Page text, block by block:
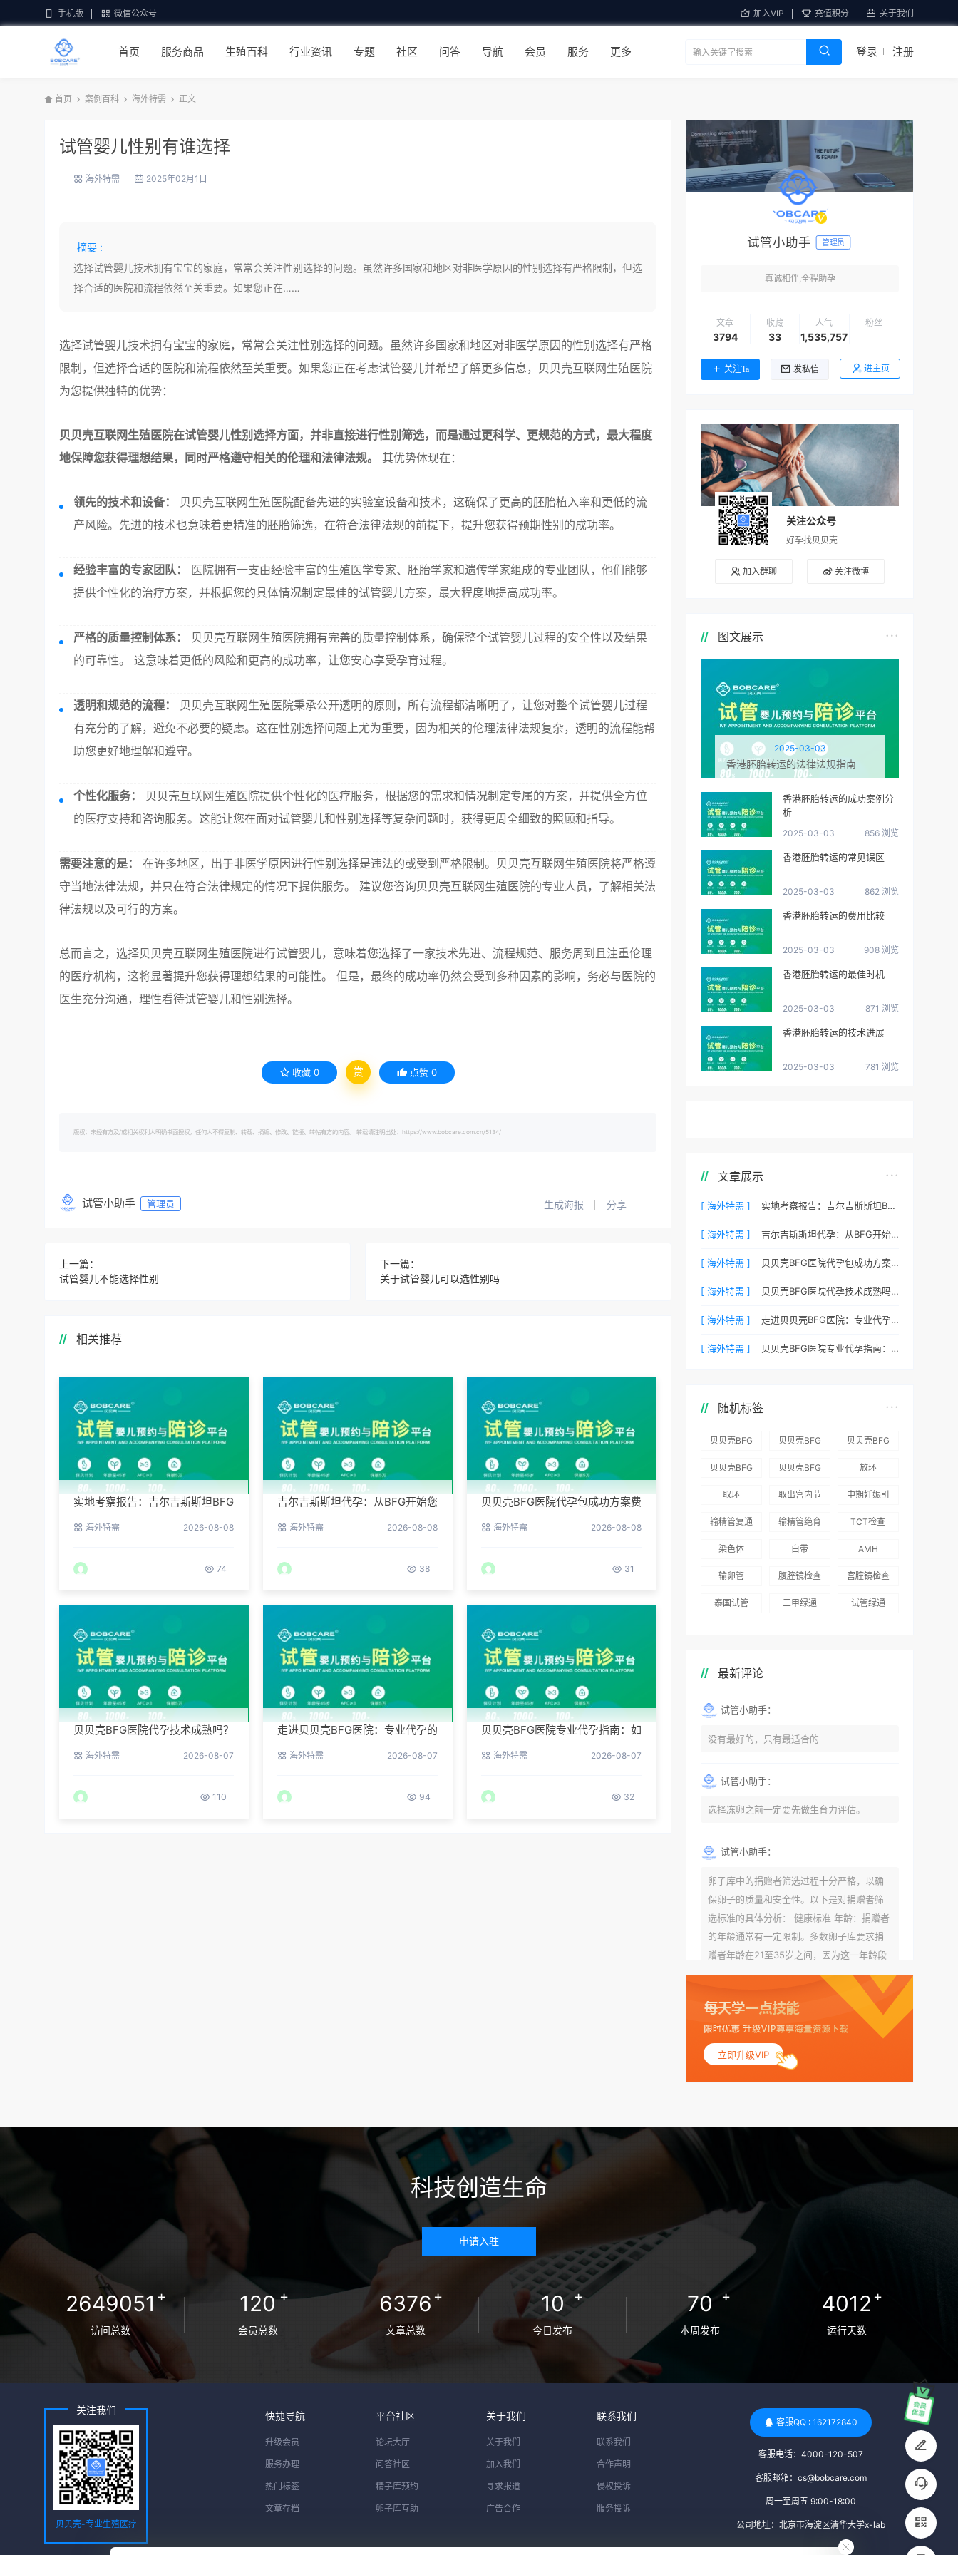
手机版 微信公众号 加入VIP 充值积分 关于我们
首页 服务商品 生殖百科 行业资讯 专题 社区 问答 导航 会员 服务 更多 登录 注册
首页 案例百科 海外特需 正文
试管婴儿性别有谁选择
海外特需 2025年02月1日
摘要 :
选择试管婴儿技术拥有宝宝的家庭，常常会关注性别选择的问题。虽然许多国家和地区对非医学原因的性别选择有严格限制，但选
择合适的医院和流程依然至关重要。如果您正在……
选择试管婴儿技术拥有宝宝的家庭，常常会关注性别选择的问题。虽然许多国家和地区对非医学原因的性别选择有严格
限制，但选择合适的医院和流程依然至关重要。如果您正在考虑试管婴儿并希望了解更多信息，贝贝壳互联网生殖医院
为您提供独特的优势：
贝贝壳互联网生殖医院在试管婴儿性别选择方面，并非直接进行性别筛选，而是通过更科学、更规范的方式，最大程度
地保障您获得理想结果，同时严格遵守相关的伦理和法律法规。
其优势体现在：
领先的技术和设备：
贝贝壳互联网生殖医院配备先进的实验室设备和技术，这确保了更高的胚胎植入率和更低的流
产风险。先进的技术也意味着更精准的胚胎筛选，在符合法律法规的前提下，提升您获得预期性别的成功率。
经验丰富的专家团队：
医院拥有一支由经验丰富的生殖医学专家、胚胎学家和遗传学家组成的专业团队，他们能够
提供个性化的治疗方案，并根据您的具体情况制定最佳的试管婴儿方案，最大程度地提高成功率。
严格的质量控制体系：
贝贝壳互联网生殖医院拥有完善的质量控制体系，确保整个试管婴儿过程的安全性以及结果
的可靠性。 这意味着更低的风险和更高的成功率，让您安心享受孕育过程。
透明和规范的流程：
贝贝壳互联网生殖医院秉承公开透明的原则，所有流程都清晰明了，让您对整个试管婴儿过程
有充分的了解，避免不必要的疑虑。这在性别选择问题上尤为重要，因为相关的伦理法律法规复杂，透明的流程能帮
助您更好地理解和遵守。
个性化服务：
贝贝壳互联网生殖医院提供个性化的医疗服务，根据您的需求和情况制定专属的方案，并提供全方位
的医疗支持和咨询服务。这能让您在面对试管婴儿和性别选择等复杂问题时，获得更周全细致的照顾和指导。
需要注意的是：
在许多地区，出于非医学原因进行性别选择是违法的或受到严格限制。贝贝壳互联网生殖医院将严格遵
守当地法律法规，并只在符合法律规定的情况下提供服务。 建议您咨询贝贝壳互联网生殖医院的专业人员，了解相关法
律法规以及可行的方案。
总而言之，选择贝贝壳互联网生殖医院进行试管婴儿，意味着您选择了一家技术先进、流程规范、服务周到且注重伦理
的医疗机构，这将显著提升您获得理想结果的可能性。 但是，最终的成功率仍然会受到多种因素的影响，务必与医院的
医生充分沟通，理性看待试管婴儿和性别选择。
收藏 0 赏 点赞 0
版权：未经有方及/或相关权利人明确书面授权，任何人不得复制、转载、摘编、修改、链接、转帖有方的内容。 转载请注明出处：https://www.bobcare.com.cn/5134/
试管小助手 管理员 生成海报 分享
上一篇：
试管婴儿不能选择性别
下一篇：
关于试管婴儿可以选性别吗
相关推荐
实地考察报告：吉尔吉斯斯坦BFG
海外特需 2026-08-08
74
吉尔吉斯斯坦代孕：从BFG开始您
海外特需 2026-08-08
38
贝贝壳BFG医院代孕包成功方案费
海外特需 2026-08-08
31
贝贝壳BFG医院代孕技术成熟吗？
海外特需 2026-08-07
110
走进贝贝壳BFG医院：专业代孕的
海外特需 2026-08-07
94
贝贝壳BFG医院专业代孕指南：如
海外特需 2026-08-07
32
试管小助手 管理员
真诚相伴,全程助孕
文章
3794
收藏
33
人气
1,535,757
粉丝
关注Ta 发私信 进主页
关注公众号
好孕找贝贝壳
加入群聊 关注微博
图文展示
2025-03-03
香港胚胎转运的法律法规指南
香港胚胎转运的成功案例分
析
2025-03-03 856 浏览
香港胚胎转运的常见误区
2025-03-03 862 浏览
香港胚胎转运的费用比较
2025-03-03 908 浏览
香港胚胎转运的最佳时机
2025-03-03 871 浏览
香港胚胎转运的技术进展
2025-03-03 781 浏览
文章展示
[ 海外特需 ] 实地考察报告：吉尔吉斯斯坦BFG医院环境真实记录
[ 海外特需 ] 吉尔吉斯斯坦代孕：从BFG开始您的新生活
[ 海外特需 ] 贝贝壳BFG医院代孕包成功方案费用，专业代孕首选
[ 海外特需 ] 贝贝壳BFG医院代孕技术成熟吗？专业代孕团队保驾护航
[ 海外特需 ] 走进贝贝壳BFG医院：专业代孕的实验室环境与操作流程
[ 海外特需 ] 贝贝壳BFG医院专业代孕指南：如何提高代孕试管的成功率？
随机标签
贝贝壳BFG
坦就诊患者
贝贝壳BFG
96.3%，“医
得分最高
贝贝壳BFG
划”：抱娃
贝贝壳BFG
资源库志愿
贝贝壳BFG
海外辅助生
放环
取环
取出宫内节
中期妊娠引
输精管复通
输精管绝育
TCT检查
染色体 白带 AMH
输卵管 腹腔镜检查 宫腔镜检查
泰国试管 三甲绿通 试管绿通
最新评论
试管小助手：
没有最好的，只有最适合的
试管小助手：
选择冻卵之前一定要先做生育力评估。
试管小助手：
卵子库中的捐赠者筛选过程十分严格，以确
保卵子的质量和安全性。以下是对捐赠者筛
选标准的具体分析： 健康标准 年龄：捐赠者
的年龄通常有一定限制。多数卵子库要求捐
赠者年龄在21至35岁之间，因为这一年龄段
女性的卵子质量相对较高。不过，不同卵子
库的具体年龄要求可能有所不同。 身体质量
指数（BMI）：捐赠者的BMI通常需要在正常
范围内，以确保其身体健康状况良好。过高
的BMI可能与多种健康问题相关联，包括不孕
症和妊娠并发症。 生殖健康：捐赠者需要有
规律的月经期，无生殖障碍或异常问题。此
赠者及其家庭成员需要无严重的遗传病史、
传染病检查：捐赠者需要进行全面的传染病
检查，包括乙肝、丙肝、HIV、梅毒等。这些
检查旨在确保捐赠者未携带任何可传染给受
卵者的病原体。 药物与生活习惯：捐赠者需
要是非尼古丁使用者、非吸烟者、非吸毒
者，并且未使用可能影响卵子质量的药物，
如某些精神药物和避孕植入物。 学历与心理
标准 学历要求：部分卵子库对捐赠者的学历
为捐赠者，但这并不是绝对的筛选条件。 心
估，以确定其对捐赠过程的态度、理解可能
遇到的问题以及未来与受卵者的关系。这有
助于确保捐赠者在捐赠过程中保持积极的心
态，并理解其捐赠行为的意义。 其他标准 责
尊重预约和时间表。这有助于确保捐赠周期
的顺利进行，并保障受卵者的权益。 面试与
立即升级VIP
科技创造生命
申请入驻
2649051 +
访问总数
120+
会员总数
6376 +
文章总数
10 +
今日发布
70 +
本周发布
4012 +
运行天数
关注我们
贝贝壳-专业生殖医疗
服务
快捷导航
升级会员
服务办理
热门标签
文章存档
平台社区
论坛大厅
问答社区
精子库预约
卵子库互助
关于我们
关于我们
加入我们
寻求报道
广告合作
联系我们
联系我们
合作声明
侵权投诉
服务投诉
客服QQ : 162172840
客服电话：4000-120-507
客服邮箱：cs@bobcare.com
周一至周五 9:00-18:00
公司地址：北京市海淀区清华大学x-lab